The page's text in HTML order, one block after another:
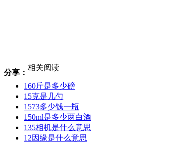
分享：
相关阅读
160斤是多少磅
15克是几勺
1573多少钱一瓶
150ml是多少两白酒
135相机是什么意思
12因缘是什么意思